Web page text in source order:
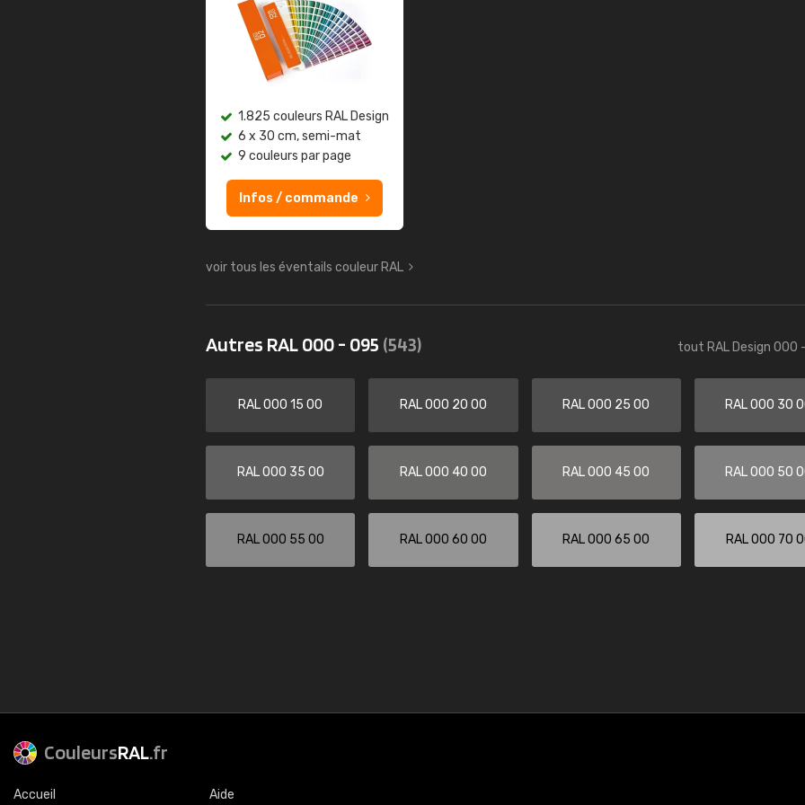
1.825 couleurs RAL Design
6 x 30 cm, semi-mat
9 couleurs par page
Infos / commande
voir tous les éventails couleur RAL
Autres RAL 000 - 095 (543) tout RAL Design 000
RAL 000 15 00 RAL 000 20 00 RAL 000 25 00 RAL 000 30
RAL 000 35 00 RAL 000 40 00 RAL 000 45 00 RAL 000 50
RAL 000 55 00 RAL 000 60 00 RAL 000 65 00 RAL 000 70
CouleursRAL.fr
Accueil Aide